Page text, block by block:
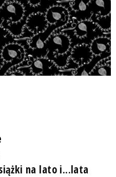
na lato i...lata